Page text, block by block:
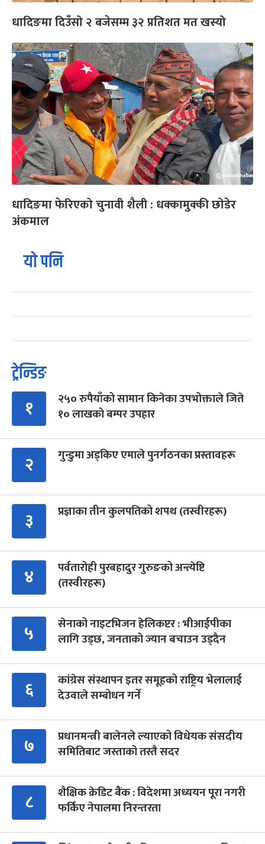
धादिङमा दिउँसो २ बजेसम्म ३२ प्रतिशत मत खस्यो
धादिङमा फेरिएको चुनावी शैली : धक्कामुक्की छोडेर
अंकमाल
यो पनि
ट्रेन्डिङ
१
२५० रुपैयाँको सामान किनेका उपभोक्ताले जिते
१० लाखको बम्पर उपहार
२ गुन्डुमा अड्किए एमाले पुनर्गठनका प्रस्तावहरू
३ प्रज्ञाका तीन कुलपतिको शपथ (तस्वीरहरू)
४
पर्वतारोही पुरबहादुर गुरुङको अन्त्येष्टि
(तस्वीरहरू)
५
सेनाको नाइटभिजन हेलिकप्टर : भीआईपीका
लागि उड्छ, जनताको ज्यान बचाउन उड्दैन
६
कांग्रेस संस्थापन इतर समूहको राष्ट्रिय भेलालाई
देउवाले सम्बोधन गर्ने
७
प्रधानमन्त्री बालेनले ल्याएको विधेयक संसदीय
समितिबाट जस्ताको तस्तै सदर
८
शैक्षिक क्रेडिट बैंक : विदेशमा अध्ययन पूरा नगरी
फर्किए नेपालमा निरन्तरता